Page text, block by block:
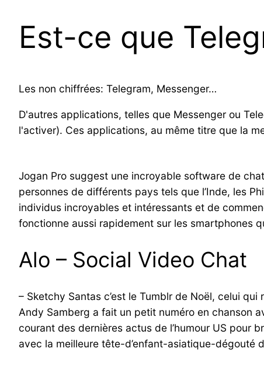
Est-ce que
Les non chiffrées: Telegram, Messenger…
D'autres applications, telles que Messenger ou
l'activer). Ces applications, au même titre que la
Jogan Pro suggest une incroyable software de
personnes de différents pays tels que l’Inde, les
individus incroyables et intéressants et de
fonctionne aussi rapidement sur les smartphones
Alo – Social Video Chat
– Sketchy Santas c’est le Tumblr de Noël, celui
Andy Samberg a fait un petit numéro en chanson
courant des dernières actus de l’humour US pour
avec la meilleure tête-d’enfant-asiatique-dégouté